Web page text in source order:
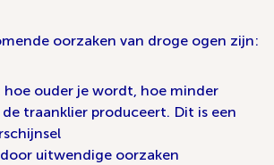
oorzaken van droge ogen zijn:
hoe ouder je wordt, hoe minder
traanklier produceert. Dit is een
uitwendige oorzaken